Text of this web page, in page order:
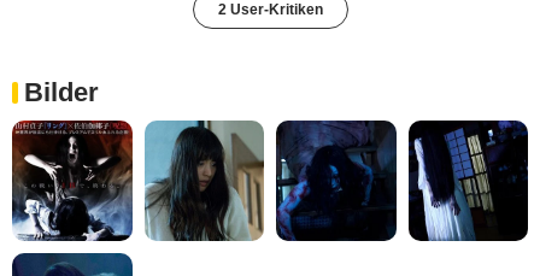
2 User-Kritiken
Bilder